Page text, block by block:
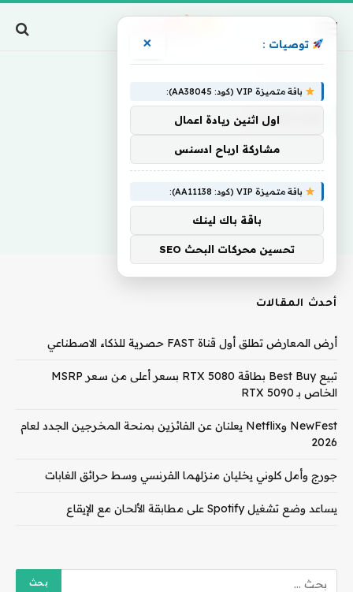
تؤكداهتمام
أحدث المقالات
أرض المعارض تطلق أول قناة FAST حصرية للذكاء الاصطناعي
تبيع Best Buy بطاقة RTX 5080 بسعر أعلى من سعر MSRP
الخاص بـ RTX 5090
NewFest وNetflix يعلنان عن الفائزين بمنحة المخرجين الجدد لعام
2026
جورج وأمل كلوني يخليان منزلهما الفرنسي وسط حرائق الغابات
يساعد وضع تشغيل Spotify على مطابقة الألحان مع الإيقاع
توصيات : ×
باقة متميزة VIP (كود: AA38045):
اول اثنين ريادة اعمال
مشاركة ارباح ادسنس
باقة متميزة VIP (كود: AA11138):
باقة باك لينك
تحسين محركات البحث SEO